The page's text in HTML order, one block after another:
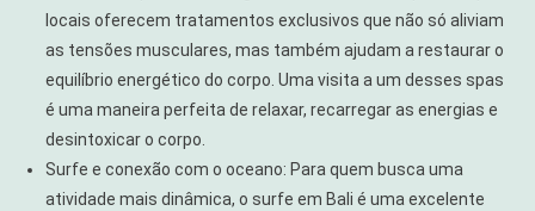
locais oferecem tratamentos exclusivos que não só aliviam
as tensões musculares, mas também ajudam a restaurar o
equilíbrio energético do corpo. Uma visita a um desses spas
é uma maneira perfeita de relaxar, recarregar as energias e
desintoxicar o corpo.
Surfe e conexão com o oceano: Para quem busca uma
atividade mais dinâmica, o surfe em Bali é uma excelente